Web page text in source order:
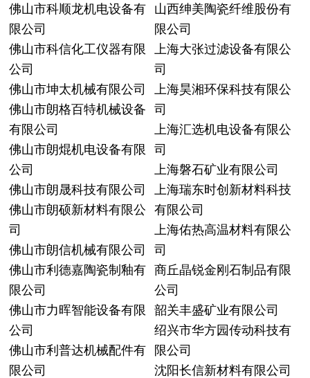
佛山市科顺龙机电设备有
限公司
佛山市科信化工仪器有限
公司
佛山市坤太机械有限公司
佛山市朗格百特机械设备
有限公司
佛山市朗焜机电设备有限
公司
佛山市朗晟科技有限公司
佛山市朗硕新材料有限公
司
佛山市朗信机械有限公司
佛山市利德嘉陶瓷制釉有
限公司
佛山市力晖智能设备有限
公司
佛山市利普达机械配件有
限公司
山西绅美陶瓷纤维股份有
限公司
上海大张过滤设备有限公
司
上海昊湘环保科技有限公
司
上海汇选机电设备有限公
司
上海磐石矿业有限公司
上海瑞东时创新材料科技
有限公司
上海佑热高温材料有限公
司
商丘晶锐金刚石制品有限
公司
韶关丰盛矿业有限公司
绍兴市华方园传动科技有
限公司
沈阳长信新材料有限公司